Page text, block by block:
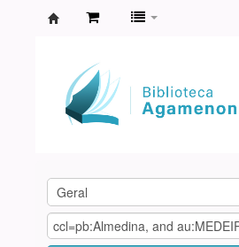
Agamenon
Magalhães